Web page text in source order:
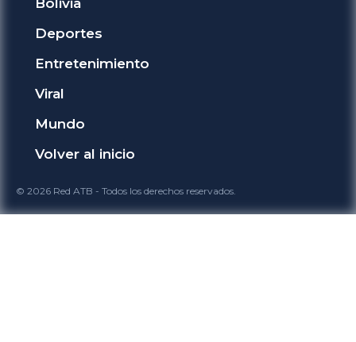
Deportes
Entretenimiento
Viral
Mundo
Volver al inicio
© 2026 Red ATB - Todos los derechos reservados.